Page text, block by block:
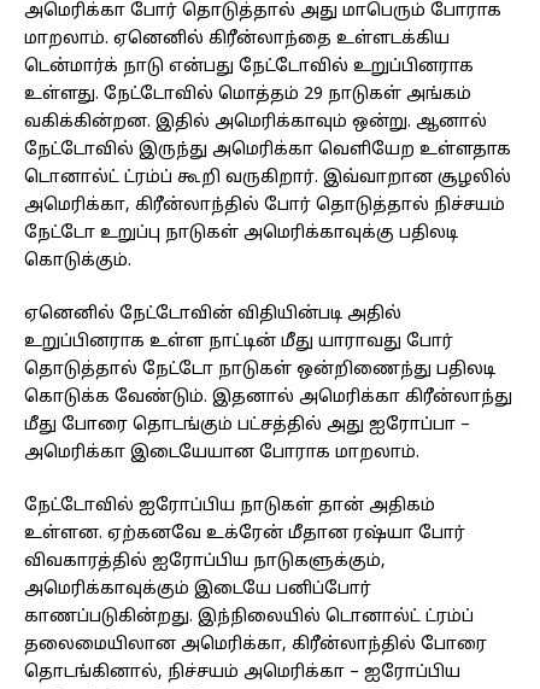
அமெரிக்கா போர் தொடுத்தால் அது மாபெரும் போராக
மாறலாம். ஏனெனில் கிரீன்லாந்தை உள்ளடக்கிய
டென்மார்க் நாடு என்பது நேட்டோவில் உறுப்பினராக
உள்ளது. நேட்டோவில் மொத்தம் 29 நாடுகள் அங்கம்
வகிக்கின்றன. இதில் அமெரிக்காவும் ஒன்று. ஆனால்
நேட்டோவில் இருந்து அமெரிக்கா வெளியேற உள்ளதாக
டொனால்ட் ட்ரம்ப் கூறி வருகிறார். இவ்வாறான சூழலில்
அமெரிக்கா, கிரீன்லாந்தில் போர் தொடுத்தால் நிச்சயம்
நேட்டோ உறுப்பு நாடுகள் அமெரிக்காவுக்கு பதிலடி
கொடுக்கும்.
ஏனெனில் நேட்டோவின் விதியின்படி அதில்
உறுப்பினராக உள்ள நாட்டின் மீது யாராவது போர்
தொடுத்தால் நேட்டோ நாடுகள் ஒன்றிணைந்து பதிலடி
கொடுக்க வேண்டும். இதனால் அமெரிக்கா கிரீன்லாந்து
மீது போரை தொடங்கும் பட்சத்தில் அது ஐரோப்பா –
அமெரிக்கா இடையேயான போராக மாறலாம்.
நேட்டோவில் ஐரோப்பிய நாடுகள் தான் அதிகம்
உள்ளன. ஏற்கனவே உக்ரேன் மீதான ரஷ்யா போர்
விவகாரத்தில் ஐரோப்பிய நாடுகளுக்கும்,
அமெரிக்காவுக்கும் இடையே பனிப்போர்
காணப்படுகின்றது. இந்நிலையில் டொனால்ட் ட்ரம்ப்
தலைமையிலான அமெரிக்கா, கிரீன்லாந்தில் போரை
தொடங்கினால், நிச்சயம் அமெரிக்கா – ஐரோப்பிய